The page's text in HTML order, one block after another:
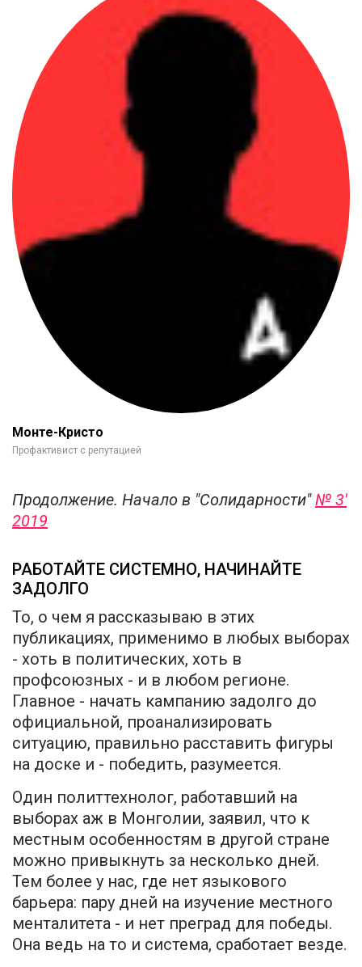
Монте-Кристо
Профактивист с репутацией
Продолжение. Начало в "Солидарности"№ 3'
2019
РАБОТАЙТЕ СИСТЕМНО, НАЧИНАЙТЕ
ЗАДОЛГО
То, о чем я рассказываю в этих
публикациях, применимо в любых выборах
- хоть в политических, хоть в
профсоюзных - и в любом регионе.
Главное - начать кампанию задолго до
официальной, проанализировать
ситуацию, правильно расставить фигуры
на доске и - победить, разумеется.
Один политтехнолог, работавший на
выборах аж в Монголии, заявил, что к
местным особенностям в другой стране
можно привыкнуть за несколько дней.
Тем более у нас, где нет языкового
барьера: пару дней на изучение местного
менталитета - и нет преград для победы.
Она ведь на то и система, сработает везде.